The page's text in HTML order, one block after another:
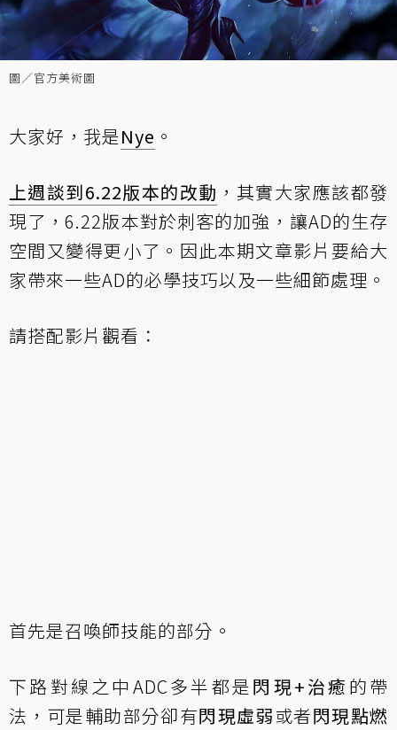
圖／官方美術圖
大家好，我是Nye 。
上週談到6.22版本的改動 ，其實大家應該都發
現了，6.22版本對於刺客的加強，讓AD的生存
空間又變得更小了。因此本期文章影片要給大
家帶來一些AD的必學技巧以及一些細節處理。
請搭配影片觀看：
首先是召喚師技能的部分。
下路對線之中ADC多半都是閃現+治癒 的帶
法，可是輔助部分卻有閃現虛弱或者閃現點燃